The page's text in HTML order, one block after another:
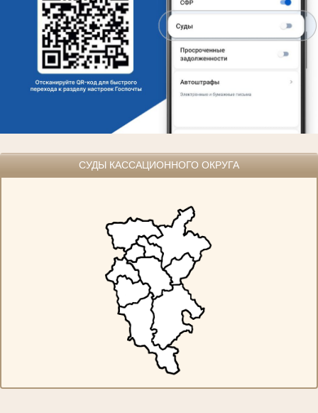
СУДЫ КАССАЦИОННОГО ОКРУГА